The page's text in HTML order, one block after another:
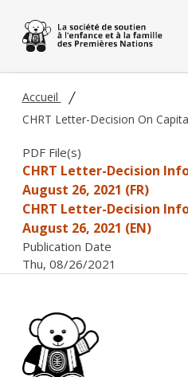
Accueil
CHRT Letter-Decision On
PDF File(s)
CHRT Letter-Decision
August 26, 2021 (FR)
CHRT Letter-Decision
August 26, 2021 (EN)
Publication Date
Thu, 08/26/2021